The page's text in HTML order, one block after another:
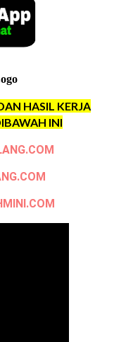
HASIL KERJA
INI